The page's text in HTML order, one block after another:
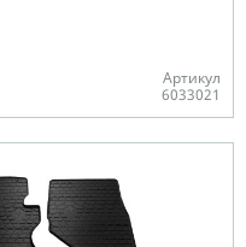
Артикул
6033021